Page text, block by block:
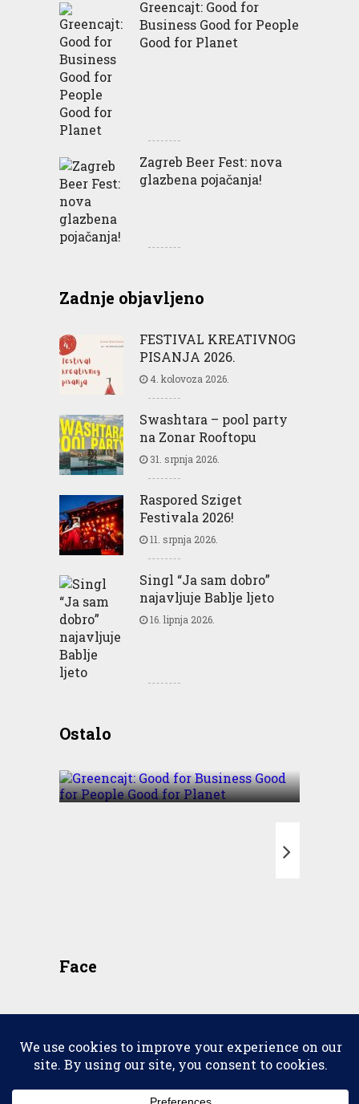
Greencajt: Good for
Business Good for People
Good for Planet
Zagreb Beer Fest: nova
glazbena pojačanja!
Zadnje objavljeno
FESTIVAL KREATIVNOG
PISANJA 2026.
4. kolovoza 2026.
Swashtara – pool party
na Zonar Rooftopu
31. srpnja 2026.
Raspored Sziget
Festivala 2026!
11. srpnja 2026.
Singl “Ja sam dobro”
najavljuje Bablje ljeto
16. lipnja 2026.
OstaloBusiness Good for People
Face